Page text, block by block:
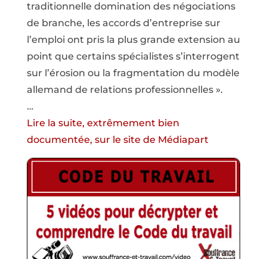
traditionnelle domination des négociations
de branche, les accords d’entreprise sur
l’emploi ont pris la plus grande extension au
point que certains spécialistes s’interrogent
sur l’érosion ou la fragmentation du modèle
allemand de relations professionnelles ».
…
Lire la suite, extrêmement bien
documentée, sur le site de Médiapart